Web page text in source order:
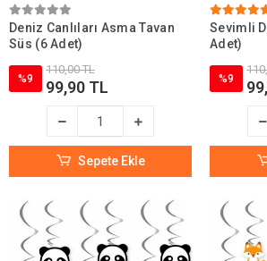
Deniz Canlıları Asma Tavan
Süs (6 Adet)
%9
110,00 TL
99,90 TL
Sepete Ekle
Sevimli
Adet)
%9